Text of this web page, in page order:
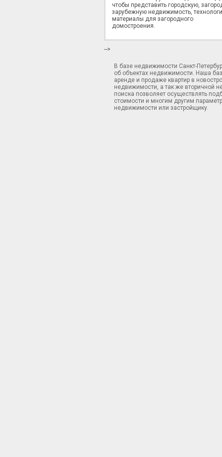
чтобы представить городскую,
зарубежную недвижимость,
материалы для загородного
домостроения.
-->
В базе недвижимости Санкт-
об объектах недвижимости. Наша
аренде и продаже квартир в
недвижимости, а так же вторичной
поиска позволяет осуществлять
стоимости и многим другим
недвижимости или застройщику.